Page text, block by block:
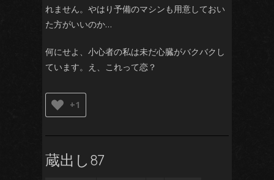
れません。やはり予備のマシンも用意しておい
た方がいいのか…
何にせよ、小心者の私は未だ心臓がバクバクし
ています。え、これって恋？
+1
蔵出し87